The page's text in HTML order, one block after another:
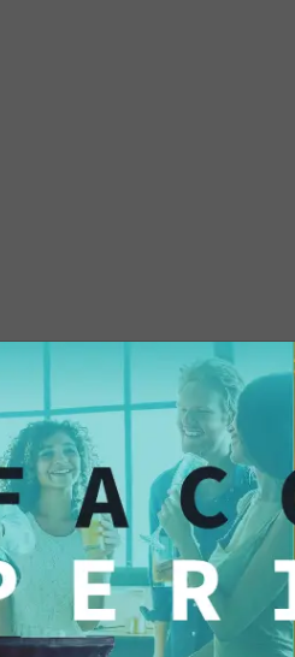
anche...